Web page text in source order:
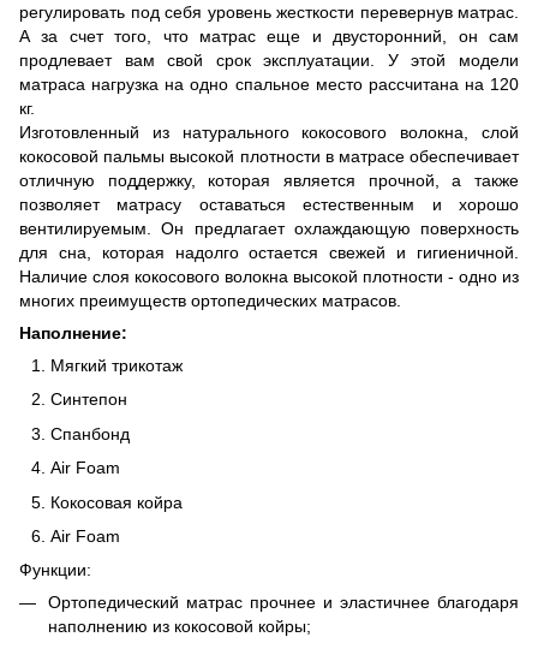
регулировать под себя уровень жесткости перевернув матрас.
А за счет того, что матрас еще и двусторонний, он сам
продлевает вам свой срок эксплуатации. У этой модели
матраса нагрузка на одно спальное место рассчитана на 120
кг.
Изготовленный из натурального кокосового волокна, слой
кокосовой пальмы высокой плотности в матрасе обеспечивает
отличную поддержку, которая является прочной, а также
позволяет матрасу оставаться естественным и хорошо
вентилируемым. Он предлагает охлаждающую поверхность
для сна, которая надолго остается свежей и гигиеничной.
Наличие слоя кокосового волокна высокой плотности - одно из
многих преимуществ ортопедических матрасов.
Наполнение:
Мягкий трикотаж
Синтепон
Спанбонд
Air Foam
Кокосовая койра
Air Foam
Функции:
Ортопедический матрас прочнее и эластичнее благодаря
наполнению из кокосовой койры;